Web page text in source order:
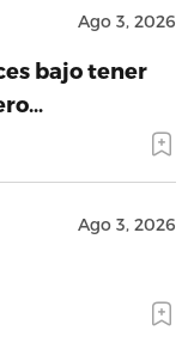
Ago 3, 2026
bajo tener
Ago 3, 2026